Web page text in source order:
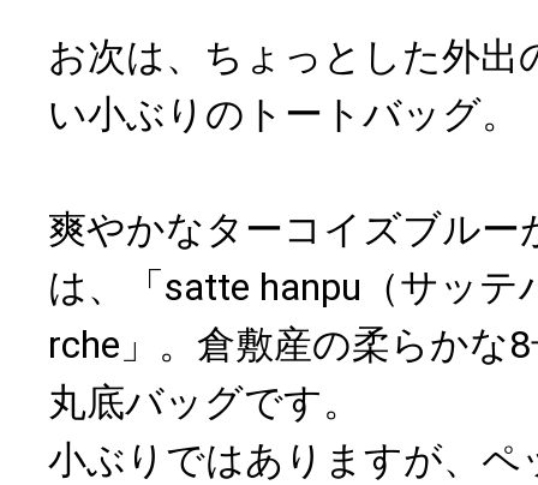
お次は、ちょっとした外出
い小ぶりのトートバッグ。
爽やかなターコイズブルー
は、「satte hanpu（サッテ
rche」。倉敷産の柔らかな
丸底バッグです。
小ぶりではありますが、ペ